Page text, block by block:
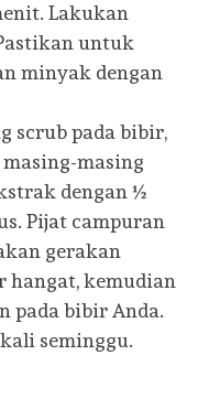
Lakukan
untuk
minyak dengan
scrub pada bibir,
masing
dengan ½
Pijat campuran
gerakan
hangat, kemudian
pada bibir Anda.
seminggu.